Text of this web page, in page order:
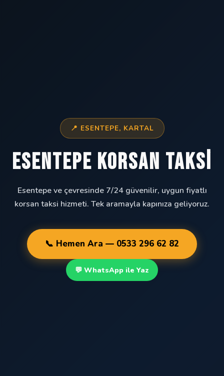
📍 ESENTEPE, KARTAL
Esentepe Korsan Taksi
Esentepe ve çevresinde 7/24 güvenilir, uygun fiyatlı
korsan taksi hizmeti. Tek aramayla kapınıza geliyoruz.
📞 Hemen Ara — 0533 296 62 82
💬 WhatsApp ile Yaz